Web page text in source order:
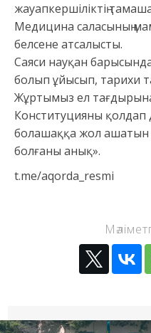
жауапкершіліктің тамаша
Медицина саласының
белсене атсалысты.
Саяси науқан
болып ұйысып, тарихи
Жұртымыз ел
Конституцияны қолдап
болашаққа жол ашатын
болғаны анық».
t.me/aqorda_resmi